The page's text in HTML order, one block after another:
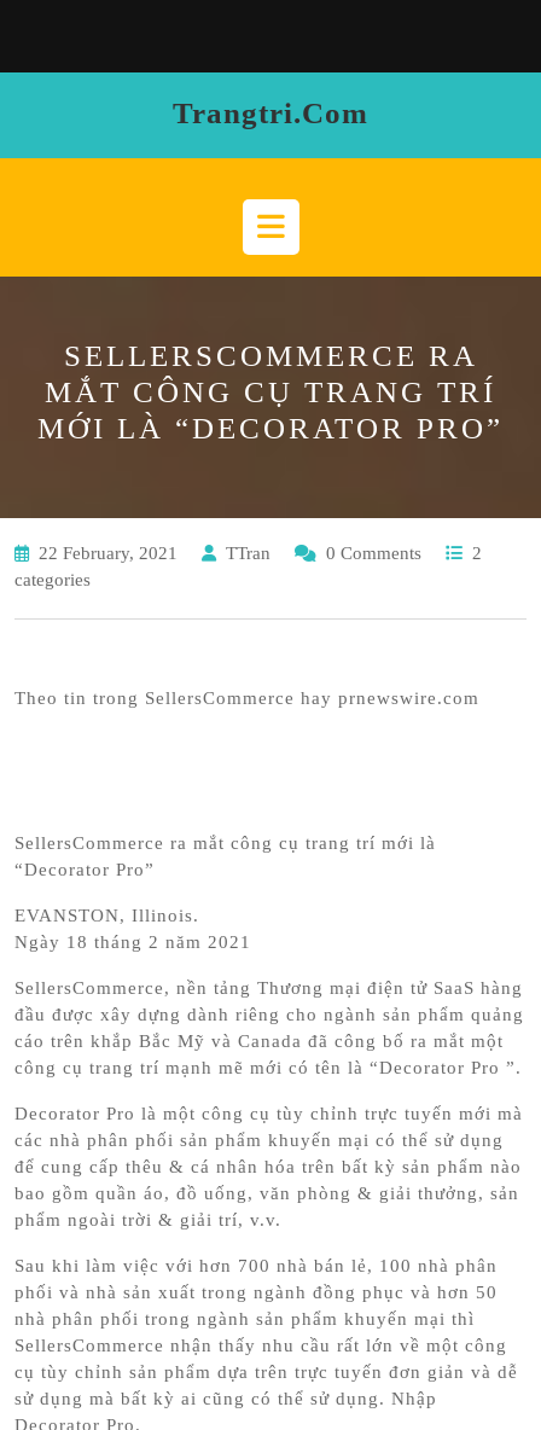
Trangtri.com
Open
SELLERSCOMMERCE RA
MẮT CÔNG CỤ TRANG TRÍ
MỚI LÀ “DECORATOR PRO”
22 February, 2021 TTran 0 Comments
2
categories
Theo tin trong SellersCommerce hay prnewswire.com
SellersCommerce ra mắt công cụ trang trí mới là
“Decorator Pro”
EVANSTON, Illinois.
Ngày 18 tháng 2 năm 2021
SellersCommerce, nền tảng Thương mại điện tử SaaS hàng
đầu được xây dựng dành riêng cho ngành sản phẩm quảng
cáo trên khắp Bắc Mỹ và Canada đã công bố ra mắt một
công cụ trang trí mạnh mẽ mới có tên là “Decorator Pro ”.
Decorator Pro là một công cụ tùy chỉnh trực tuyến mới mà
các nhà phân phối sản phẩm khuyến mại có thể sử dụng
để cung cấp thêu & cá nhân hóa trên bất kỳ sản phẩm nào
bao gồm quần áo, đồ uống, văn phòng & giải thưởng, sản
phẩm ngoài trời & giải trí, v.v.
Sau khi làm việc với hơn 700 nhà bán lẻ, 100 nhà phân
phối và nhà sản xuất trong ngành đồng phục và hơn 50
nhà phân phối trong ngành sản phẩm khuyến mại thì
SellersCommerce nhận thấy nhu cầu rất lớn về một công
cụ tùy chỉnh sản phẩm dựa trên trực tuyến đơn giản và dễ
sử dụng mà bất kỳ ai cũng có thể sử dụng. Nhập
Decorator Pro.